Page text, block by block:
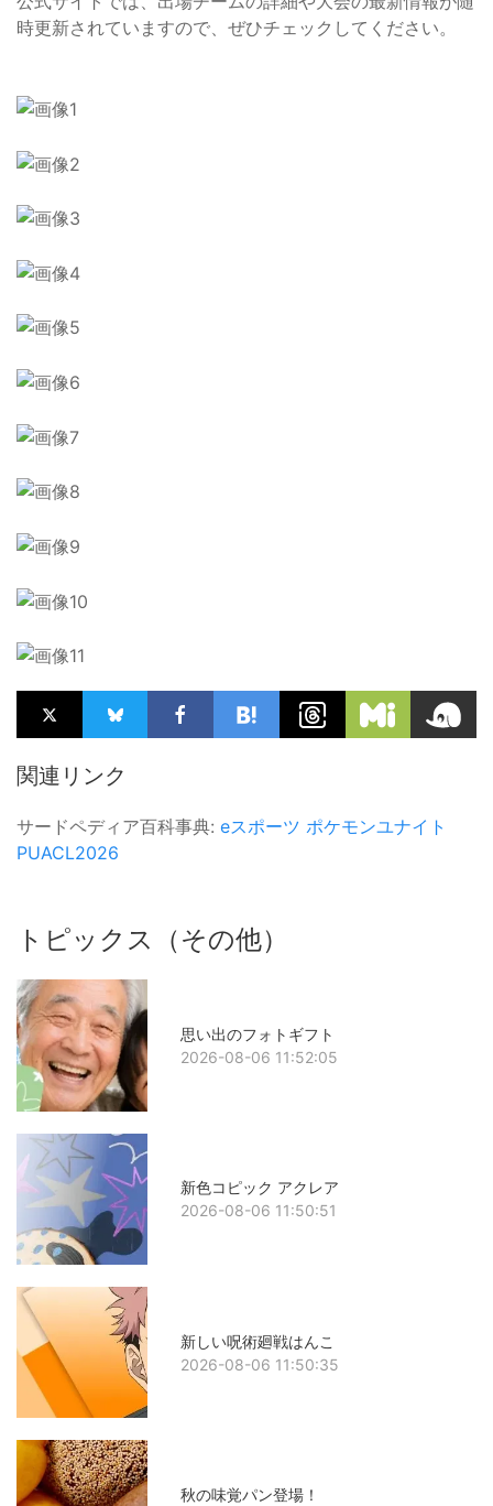
時更新されていますので、ぜひチェックしてください。
関連リンク
サードペディア百科事典: eスポーツ ポケモンユナイト
PUACL2026
トピックス（その他）
思い出のフォトギフト
2026-08-06 11:52:05
新色コピック アクレア
2026-08-06 11:50:51
新しい呪術廻戦はんこ
2026-08-06 11:50:35
秋の味覚パン登場！